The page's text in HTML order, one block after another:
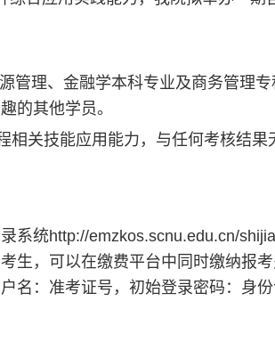
管理、金融学本科专业及商务管理
的其他学员。
相关技能应用能力，与任何考核结
系统http://emzkos.scnu.edu.cn/
考生，可以在缴费平台中同时缴纳报
名：准考证号，初始登录密码：身